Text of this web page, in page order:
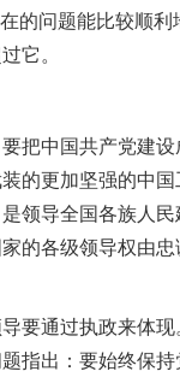
的问题能比较顺利
它 。
把中国共产党建
的更加坚强的中
领导全国各族人
的各级领导权由
要通过执政来体现
指出：要始终保